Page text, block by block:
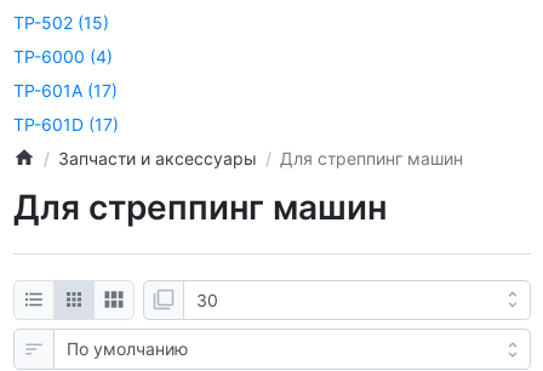
TP-502(15)
TP-6000 (4)
TP-601A(17)
TP-601D(17)
Запчасти и аксессуары
Для стреппинг машин
Для стреппинг машин